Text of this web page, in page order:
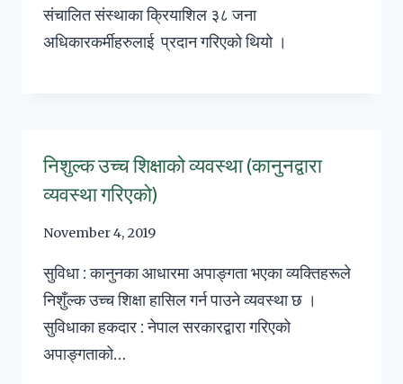
संचालित संस्थाका क्रियाशिल ३८ जना
अधिकारकर्मीहरुलाई प्रदान गरिएको थियो ।
निशुल्क उच्च शिक्षाको व्यवस्था (कानुनद्वारा
व्यवस्था गरिएको)
November 4, 2019
सुविधा : कानुनका आधारमा अपाङ्गता भएका व्यक्तिहरूले
निशुँल्क उच्च शिक्षा हासिल गर्न पाउने व्यवस्था छ ।
सुविधाका हकदार : नेपाल सरकारद्वारा गरिएको
अपाङ्गताको…